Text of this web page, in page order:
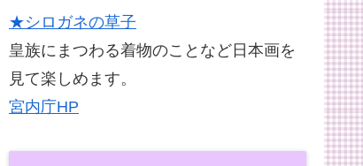
★シロガネの草子
皇族にまつわる着物のことなど日本画を
見て楽しめます。
宮内庁HP